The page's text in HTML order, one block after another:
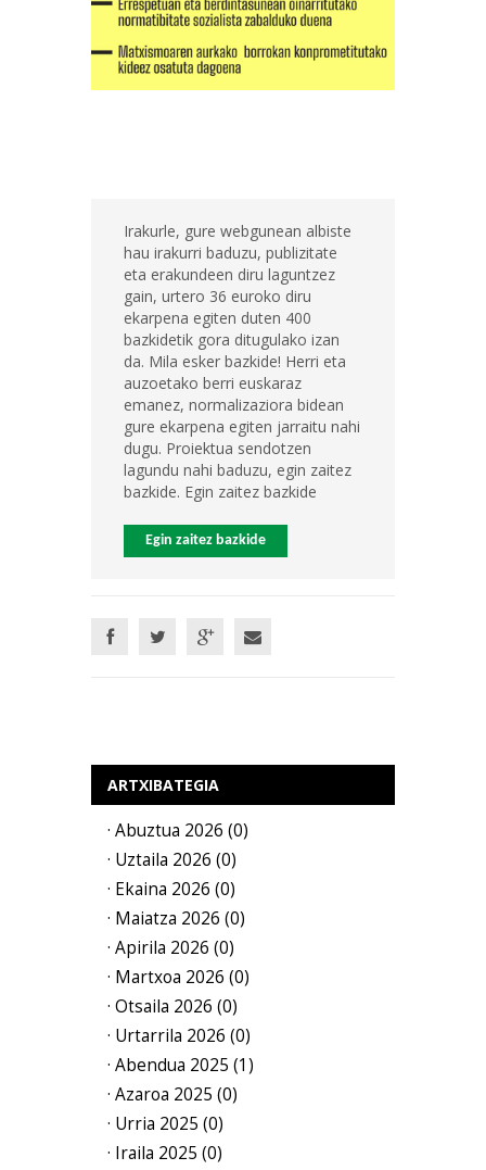
Irakurle, gure webgunean albiste
hau irakurri baduzu, publizitate
eta erakundeen diru laguntzez
gain, urtero 36 euroko diru
ekarpena egiten duten 400
bazkidetik gora ditugulako izan
da. Mila esker bazkide! Herri eta
auzoetako berri euskaraz
emanez, normalizaziora bidean
gure ekarpena egiten jarraitu nahi
dugu. Proiektua sendotzen
lagundu nahi baduzu, egin zaitez
bazkide. Egin zaitez bazkide
Egin zaitez bazkide
ARTXIBATEGIA
· Abuztua 2026 (0)
· Uztaila 2026 (0)
· Ekaina 2026 (0)
· Maiatza 2026 (0)
· Apirila 2026 (0)
· Martxoa 2026 (0)
· Otsaila 2026 (0)
· Urtarrila 2026 (0)
· Abendua 2025 (1)
· Azaroa 2025 (0)
· Urria 2025 (0)
· Iraila 2025 (0)